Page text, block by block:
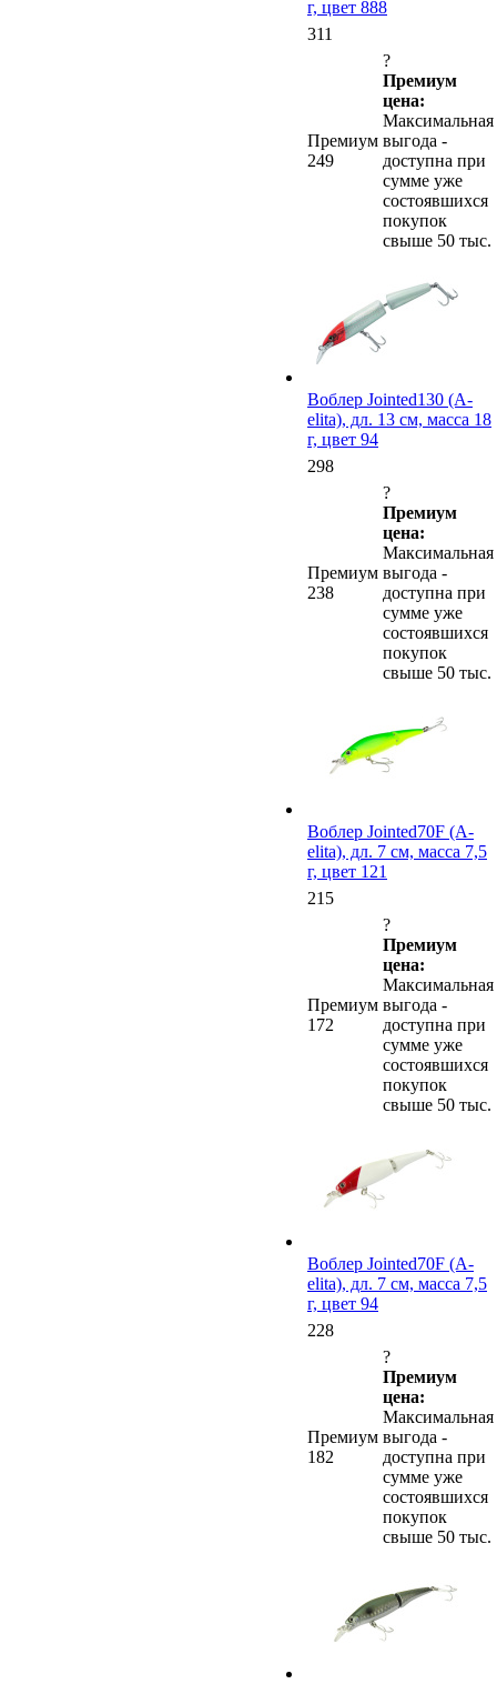
г, цвет 888
311
Премиум
249
?
Премиум
цена:
Максимальная
выгода -
доступна при
сумме уже
состоявшихся
покупок
свыше 50 тыс.
Воблер Jointed130 (A-
elita), дл. 13 см, масса 18
г, цвет 94
298
Премиум
238
?
Премиум
цена:
Максимальная
выгода -
доступна при
сумме уже
состоявшихся
покупок
свыше 50 тыс.
Воблер Jointed70F (A-
elita), дл. 7 см, масса 7,5
г, цвет 121
215
Премиум
172
?
Премиум
цена:
Максимальная
выгода -
доступна при
сумме уже
состоявшихся
покупок
свыше 50 тыс.
Воблер Jointed70F (A-
elita), дл. 7 см, масса 7,5
г, цвет 94
228
Премиум
182
?
Премиум
цена:
Максимальная
выгода -
доступна при
сумме уже
состоявшихся
покупок
свыше 50 тыс.